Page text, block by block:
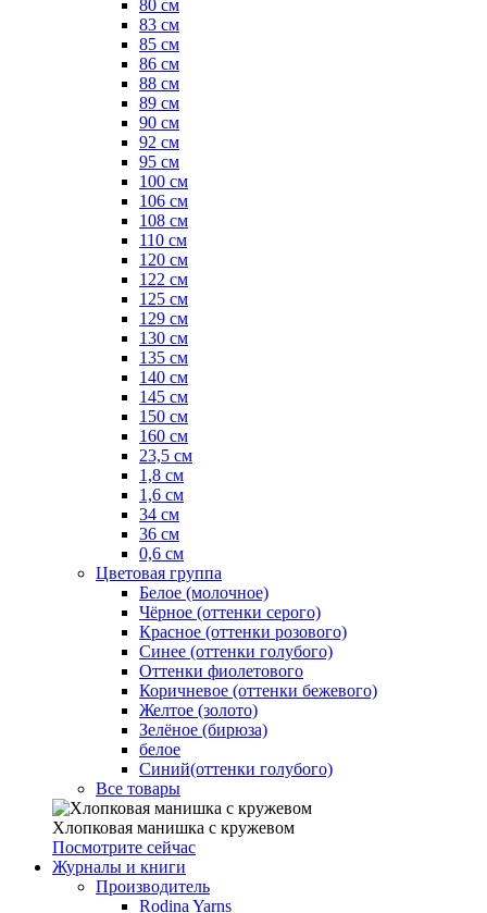
80 см
83 см
85 см
86 см
88 см
89 см
90 см
92 см
95 см
100 см
106 см
108 см
110 см
120 см
122 см
125 см
129 см
130 см
135 см
140 см
145 см
150 см
160 см
23,5 см
1,8 см
1,6 см
34 см
36 см
0,6 см
Цветовая группа
Белое (молочное)
Чёрное (оттенки серого)
Красное (оттенки розового)
Синее (оттенки голубого)
Оттенки фиолетового
Коричневое (оттенки бежевого)
Желтое (золото)
Зелёное (бирюза)
белое
Синий(оттенки голубого)
Все товары
Хлопковая манишка с кружевом
Посмотрите сейчас
Журналы и книги
Производитель
Rodina Yarns